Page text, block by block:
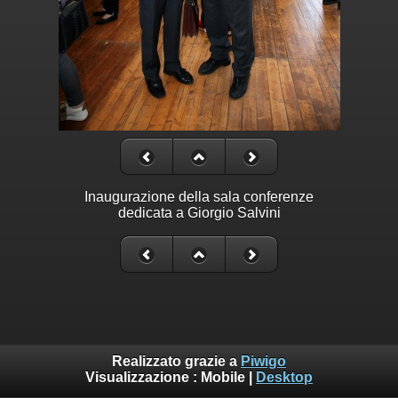
Inaugurazione della sala conferenze
dedicata a Giorgio Salvini
Realizzato grazie a Piwigo
Visualizzazione : Mobile Desktop